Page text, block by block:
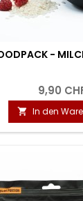
-
9,90
 In den